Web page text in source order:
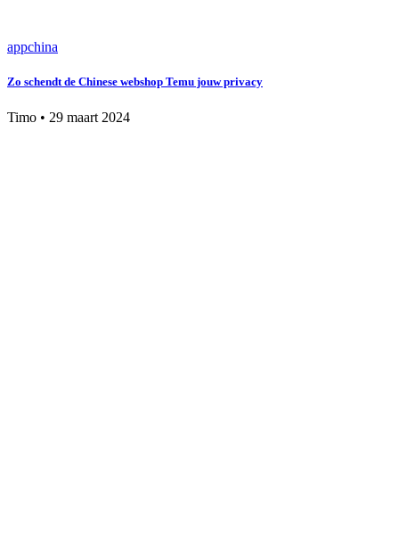
appchina
Zo schendt de Chinese webshop Temu jouw privacy
Timo • 29 maart 2024